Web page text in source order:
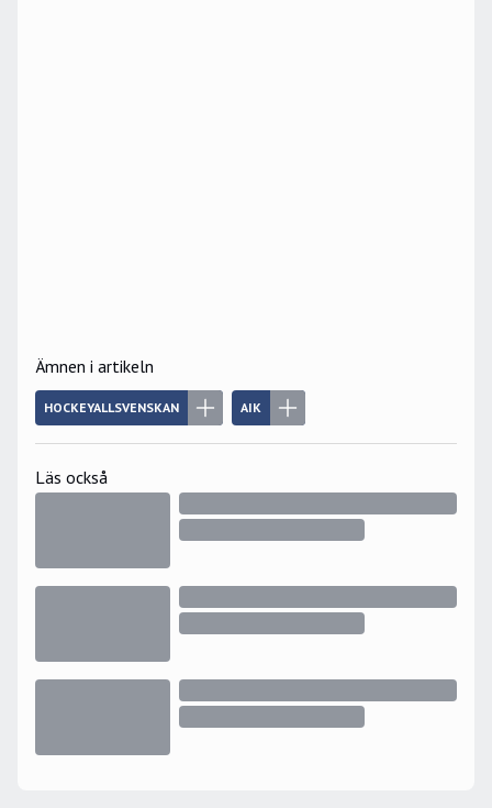
Ämnen i artikeln
HOCKEYALLSVENSKAN AIK
Läs också